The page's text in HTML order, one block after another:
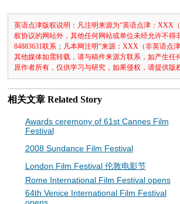
英语点津版权说明：凡注明来源为“英语点津：XXX
权协议的网站外，其他任何网站或单位未经允许不
84883631联系；凡本网注明“来源：XXX（非英语点
其他媒体如需转载，请与稿件来源方联系，如产生
原作者所有，仅供学习与研究，如果侵权，请提供版
相关文章 Related Story
Awards ceremony of 61st Cannes Film
Festival
2008 Sundance Film Festival
London Film Festival 伦敦电影节
Rome International Film Festival opens
64th Venice International Film Festival